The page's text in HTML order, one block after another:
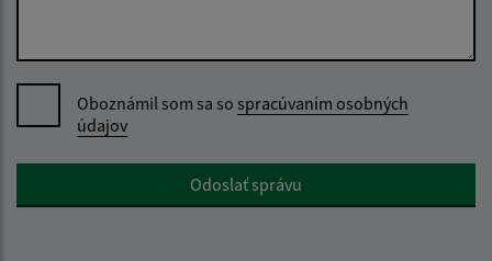
Oboznámil som sa so spracúvaním osobných
údajov
Google reCaptcha ResponseOdoslať správu